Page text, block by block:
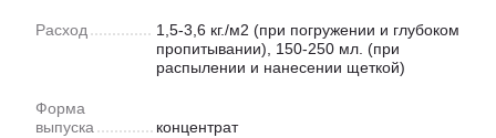
Расход
1,5-3,6 кг./м2 (при погружении и глубоком
пропитывании), 150-250 мл. (при
распылении и нанесении щеткой)
Форма
выпуска
концентрат